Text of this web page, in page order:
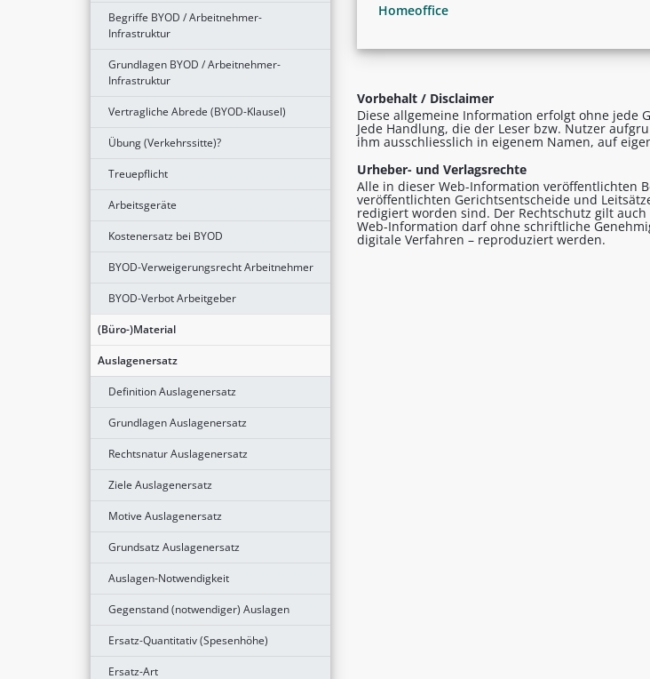
Begriffe BYOD / Arbeitnehmer-
Infrastruktur
Grundlagen BYOD / Arbeitnehmer-
Infrastruktur
Vertragliche Abrede (BYOD-Klausel)
Übung (Verkehrssitte)?
Treuepflicht
Arbeitsgeräte
Kostenersatz bei BYOD
BYOD-Verweigerungsrecht Arbeitnehmer
BYOD-Verbot Arbeitgeber
(Büro-)Material
Auslagenersatz
Definition Auslagenersatz
Grundlagen Auslagenersatz
Rechtsnatur Auslagenersatz
Ziele Auslagenersatz
Motive Auslagenersatz
Grundsatz Auslagenersatz
Auslagen-Notwendigkeit
Gegenstand (notwendiger) Auslagen
Ersatz-Quantitativ (Spesenhöhe)
Ersatz-Art
Homeoffice
Vorbehalt / Disclaimer
Diese allgemeine Information erfolgt ohne jede
Jede Handlung, die der Leser bzw. Nutzer
ihm ausschliesslich in eigenem Namen, auf
Urheber- und Verlagsrechte
Alle in dieser Web-Information veröffentlichten
veröffentlichten Gerichtsentscheide und
redigiert worden sind. Der Rechtschutz gilt
Web-Information darf ohne schriftliche
digitale Verfahren – reproduziert werden.